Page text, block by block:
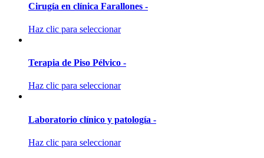
Cirugía en clínica Farallones -
Haz clic para seleccionar
Terapia de Piso Pélvico -
Haz clic para seleccionar
Laboratorio clínico y patología -
Haz clic para seleccionar